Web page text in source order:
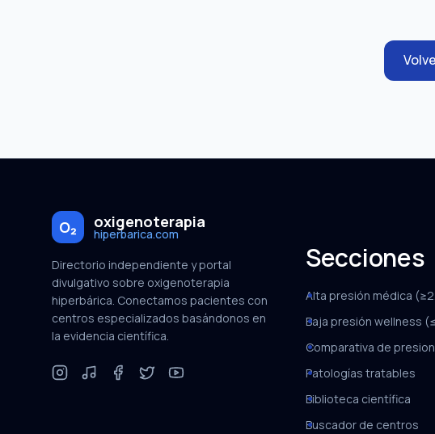
O₂ oxigenoterapia
hiperbarica.com
Directorio independiente y portal
divulgativo sobre oxigenoterapia
hiperbárica. Conectamos pacientes con
centros especializados basándonos en
la evidencia científica.
Secciones
Alta presión médica
Baja presión wellness
Comparativa de
Patologías tratables
Biblioteca científica
Buscador de centros